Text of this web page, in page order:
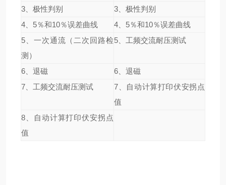
3、极性判别
3、极性判别
4、5％和10％误差曲线
4、5％和10％误差曲线
5、一次通流（二次回路检
测）
5、工频交流耐压测试
6、退磁
6、退磁
7、工频交流耐压测试
7、自动计算打印伏安拐点
值
8、自动计算打印伏安拐点
值